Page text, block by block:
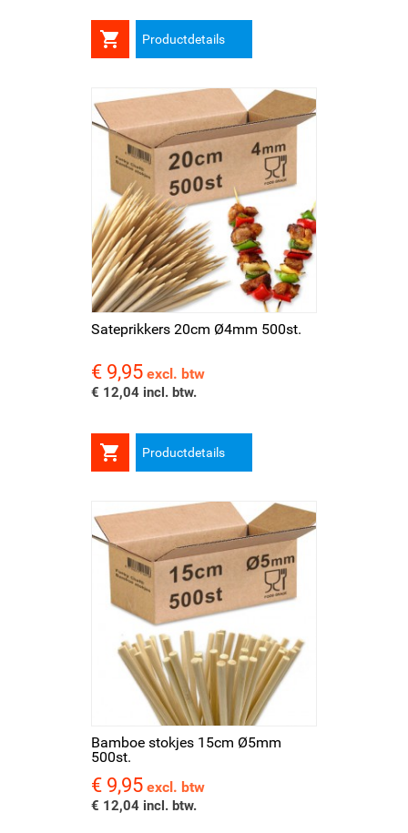
 Productdetails
Sateprikkers 20cm Ø4mm 500st.
Prijs
€ 9,95 excl. btw
€ 12,04 incl. btw.
 Productdetails
Bamboe stokjes 15cm Ø5mm
500st.
Prijs
€ 9,95 excl. btw
€ 12,04 incl. btw.